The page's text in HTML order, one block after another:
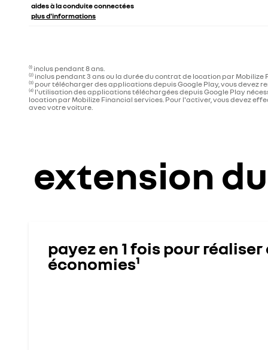
aides à la conduite connectées
plus d'informations
(1) inclus pendant 8 ans.
(2) inclus pendant 3 ans ou la durée du contrat de location par Mobilize
(3) pour télécharger des applications depuis Google Play, vous devez
(4) l'utilisation des applications téléchargées depuis Google Play
location par Mobilize Financial services. Pour l'activer, vous devez
avec votre voiture.
extension
payez en 1 fois pour réaliser
économies¹